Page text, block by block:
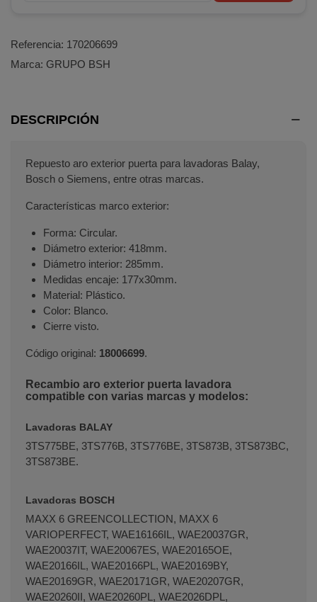
Referencia: 170206699
Marca: GRUPO BSH
DESCRIPCIÓN
Repuesto aro exterior puerta para lavadoras Balay,
Bosch o Siemens, entre otras marcas.
Características marco exterior:
Forma: Circular.
Diámetro exterior: 418mm.
Diámetro interior: 285mm.
Medidas encaje: 177x30mm.
Material: Plástico.
Color: Blanco.
Cierre visto.
Código original: 18006699.
Recambio aro exterior puerta lavadora
compatible con varias marcas y modelos:
Lavadoras BALAY
3TS775BE, 3TS776B, 3TS776BE, 3TS873B, 3TS873BC,
3TS873BE.
Lavadoras BOSCH
MAXX 6 GREENCOLLECTION, MAXX 6
VARIOPERFECT, WAE16166IL, WAE20037GR,
WAE20037IT, WAE20067ES, WAE20165OE,
WAE20166IL, WAE20166PL, WAE20169BY,
WAE20169GR, WAE20171GR, WAE20207GR,
WAE20260II, WAE20260PL, WAE2026DPL,
Terminal de consulta
puerta lavadora BALAY BOSCH SIEMENS